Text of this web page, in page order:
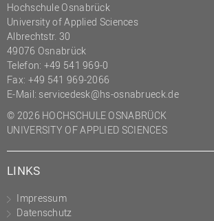
Hochschule Osnabrück
University of Applied Sciences
Albrechtstr. 30
49076 Osnabrück
Telefon: +49 541 969-0
Fax: +49 541 969-2066
E-Mail: servicedesk@hs-osnabrueck.de
© 2026 HOCHSCHULE OSNABRÜCK
UNIVERSITY OF APPLIED SCIENCES
LINKS
Impressum
Datenschutz